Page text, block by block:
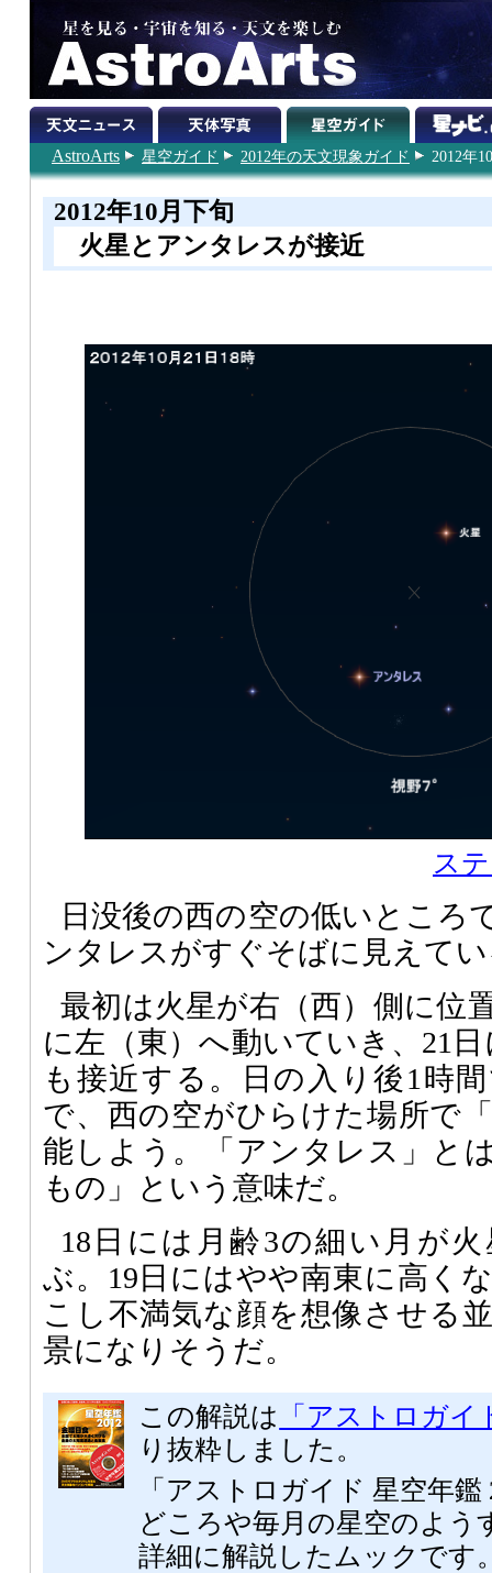
AstroArts 星空ガイド 2012年の天文現象ガイド 2012年
2012年10月下旬
火星とアンタレスが接近
ス
日没後の西の空の低いところ
ンタレスがすぐそばに見えて
最初は火星が右（西）側に位
に左（東）へ動いていき、21
も接近する。日の入り後1時
で、西の空がひらけた場所で
能しよう。「アンタレス」と
もの」という意味だ。
18日には月齢3の細い月が
ぶ。19日にはやや南東に高く
こし不満気な顔を想像させる
景になりそうだ。
この解説は
「アストロガイ
り抜粋しました。
「アストロガイド 星空年
どころや毎月の星空のよう
詳細に解説したムックです